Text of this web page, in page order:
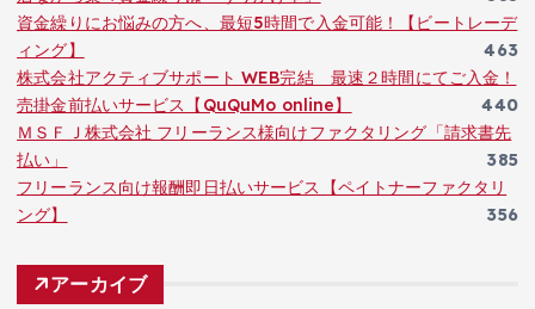
資金繰りにお悩みの方へ、最短5時間で入金可能！【ビートレーデ
ィング】
463
株式会社アクティブサポート WEB完結 最速２時間にてご入金！
売掛金前払いサービス【QuQuMo online】
440
ＭＳＦＪ株式会社 フリーランス様向けファクタリング「請求書先
払い」
385
フリーランス向け報酬即日払いサービス【ペイトナーファクタリ
ング】
356
アーカイブ